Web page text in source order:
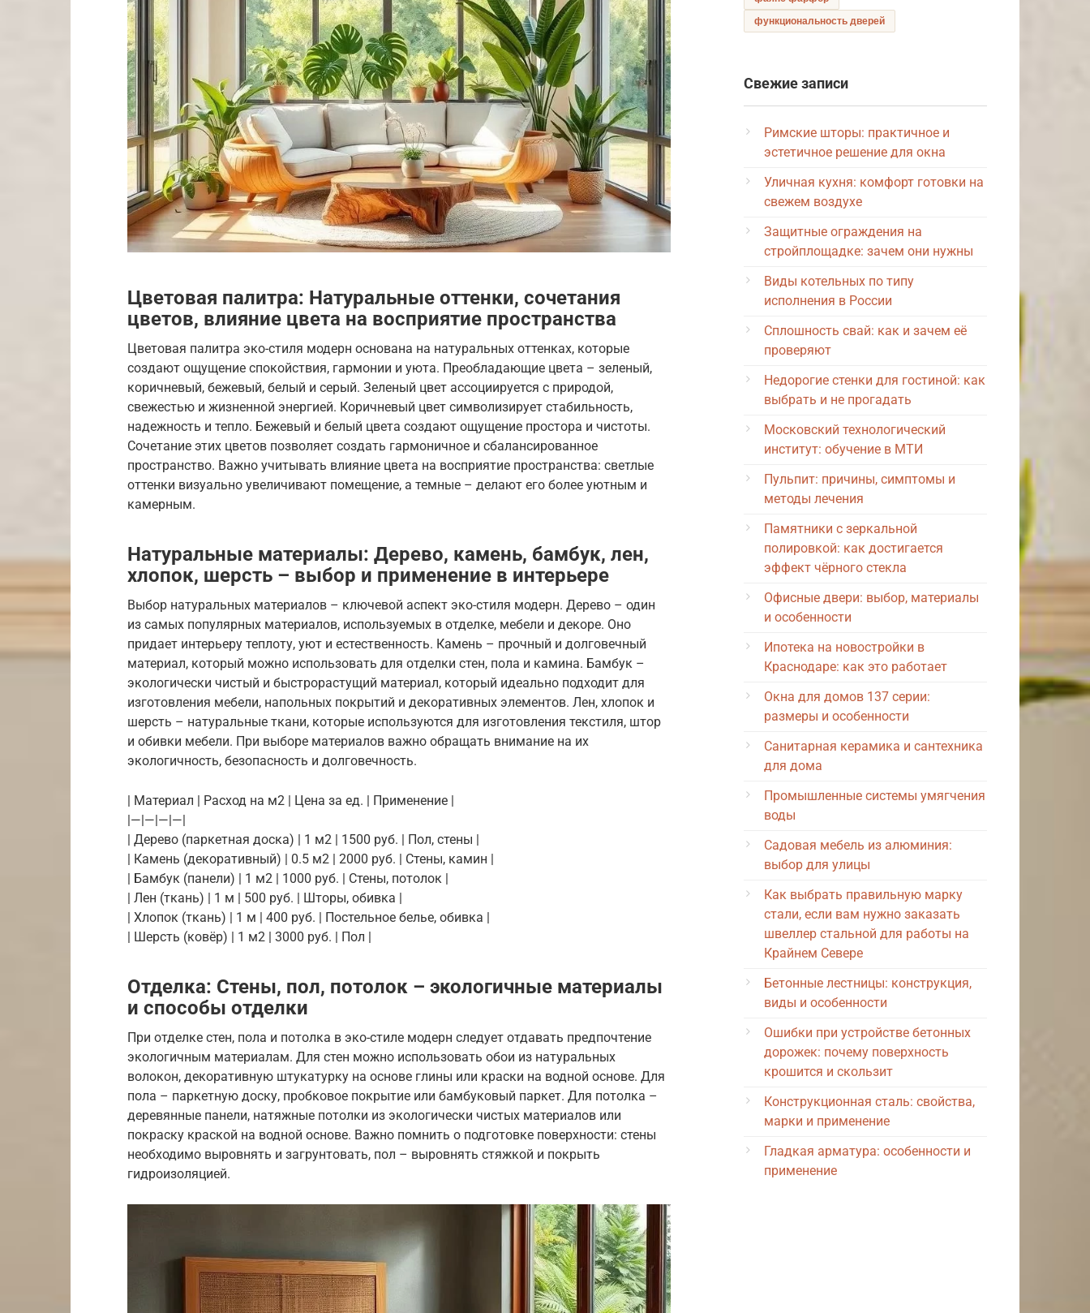
Цветовая палитра: Натуральные оттенки, сочетания
цветов, влияние цвета на восприятие пространства
Цветовая палитра эко-стиля модерн основана на натуральных оттенках, которые
создают ощущение спокойствия, гармонии и уюта. Преобладающие цвета – зеленый,
коричневый, бежевый, белый и серый. Зеленый цвет ассоциируется с природой,
свежестью и жизненной энергией. Коричневый цвет символизирует стабильность,
надежность и тепло. Бежевый и белый цвета создают ощущение простора и чистоты.
Сочетание этих цветов позволяет создать гармоничное и сбалансированное
пространство. Важно учитывать влияние цвета на восприятие пространства: светлые
оттенки визуально увеличивают помещение, а темные – делают его более уютным и
камерным.
Натуральные материалы: Дерево, камень, бамбук, лен,
хлопок, шерсть – выбор и применение в интерьере
Выбор натуральных материалов – ключевой аспект эко-стиля модерн. Дерево – один
из самых популярных материалов, используемых в отделке, мебели и декоре. Оно
придает интерьеру теплоту, уют и естественность. Камень – прочный и долговечный
материал, который можно использовать для отделки стен, пола и камина. Бамбук –
экологически чистый и быстрорастущий материал, который идеально подходит для
изготовления мебели, напольных покрытий и декоративных элементов. Лен, хлопок и
шерсть – натуральные ткани, которые используются для изготовления текстиля, штор
и обивки мебели. При выборе материалов важно обращать внимание на их
экологичность, безопасность и долговечность.
| Материал | Расход на м2 | Цена за ед. | Применение |
|—|—|—|—|
| Дерево (паркетная доска) | 1 м2 | 1500 руб. | Пол, стены |
| Камень (декоративный) | 0.5 м2 | 2000 руб. | Стены, камин |
| Бамбук (панели) | 1 м2 | 1000 руб. | Стены, потолок |
| Лен (ткань) | 1 м | 500 руб. | Шторы, обивка |
| Хлопок (ткань) | 1 м | 400 руб. | Постельное белье, обивка |
| Шерсть (ковёр) | 1 м2 | 3000 руб. | Пол |
Отделка: Стены, пол, потолок – экологичные материалы
и способы отделки
При отделке стен, пола и потолка в эко-стиле модерн следует отдавать предпочтение
экологичным материалам. Для стен можно использовать обои из натуральных
волокон, декоративную штукатурку на основе глины или краски на водной основе. Для
пола – паркетную доску, пробковое покрытие или бамбуковый паркет. Для потолка –
деревянные панели, натяжные потолки из экологически чистых материалов или
покраску краской на водной основе. Важно помнить о подготовке поверхности: стены
необходимо выровнять и загрунтовать, пол – выровнять стяжкой и покрыть
гидроизоляцией.
функциональность дверей
Свежие записи
Римские шторы: практичное и
эстетичное решение для окна
Уличная кухня: комфорт готовки на
свежем воздухе
Защитные ограждения на
стройплощадке: зачем они нужны
Виды котельных по типу
исполнения в России
Сплошность свай: как и зачем её
проверяют
Недорогие стенки для гостиной: как
выбрать и не прогадать
Московский технологический
институт: обучение в МТИ
Пульпит: причины, симптомы и
методы лечения
Памятники с зеркальной
полировкой: как достигается
эффект чёрного стекла
Офисные двери: выбор, материалы
и особенности
Ипотека на новостройки в
Краснодаре: как это работает
Окна для домов 137 серии:
размеры и особенности
Санитарная керамика и сантехника
для дома
Промышленные системы умягчения
воды
Садовая мебель из алюминия:
выбор для улицы
Как выбрать правильную марку
стали, если вам нужно заказать
швеллер стальной для работы на
Крайнем Севере
Бетонные лестницы: конструкция,
виды и особенности
Ошибки при устройстве бетонных
дорожек: почему поверхность
крошится и скользит
Конструкционная сталь: свойства,
марки и применение
Гладкая арматура: особенности и
применение